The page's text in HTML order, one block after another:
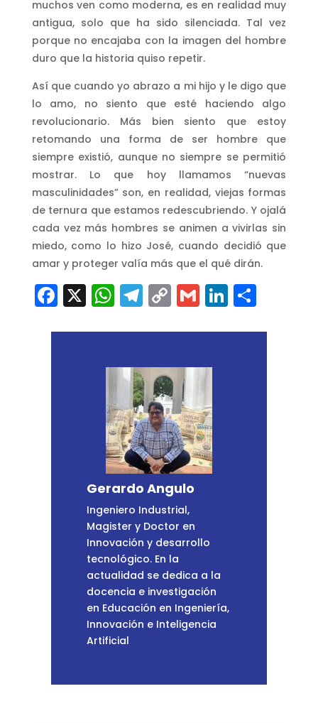
muchos ven como moderna, es en realidad muy
antigua, solo que ha sido silenciada. Tal vez
porque no encajaba con la imagen del hombre
duro que la historia quiso repetir.
Así que cuando yo abrazo a mi hijo y le digo que
lo amo, no siento que esté haciendo algo
revolucionario. Más bien siento que estoy
retomando una forma de ser hombre que
siempre existió, aunque no siempre se permitió
mostrar. Lo que hoy llamamos “nuevas
masculinidades” son, en realidad, viejas formas
de ternura que estamos redescubriendo. Y ojalá
cada vez más hombres se animen a vivirlas sin
miedo, como lo hizo José, cuando decidió que
amar y proteger valía más que el qué dirán.
Facebook
X WhatsApp
Telegram
CopyGmail
Gerardo Angulo
Ingeniero Industrial,
Magister y Doctor en
Innovación y desarrollo
tecnológico. En la
actualidad se dedica a la
docencia e investigación
en Educación en Ingeniería,
Innovación e Inteligencia
Artificial